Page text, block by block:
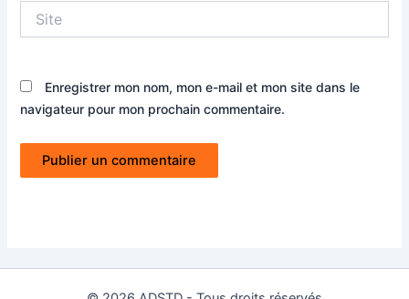
Enregistrer mon nom, mon e-mail et mon site dans le
navigateur pour mon prochain commentaire.